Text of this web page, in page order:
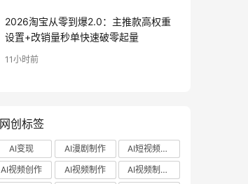
2026淘宝从零到爆2.0：主推款高权重
设置+改销量秒单快速破零起量
11小时前
网创标签
AI变现 AI漫剧制作
AI短视频制作
AI视频创作
AI视频制作
AI视频制作教程